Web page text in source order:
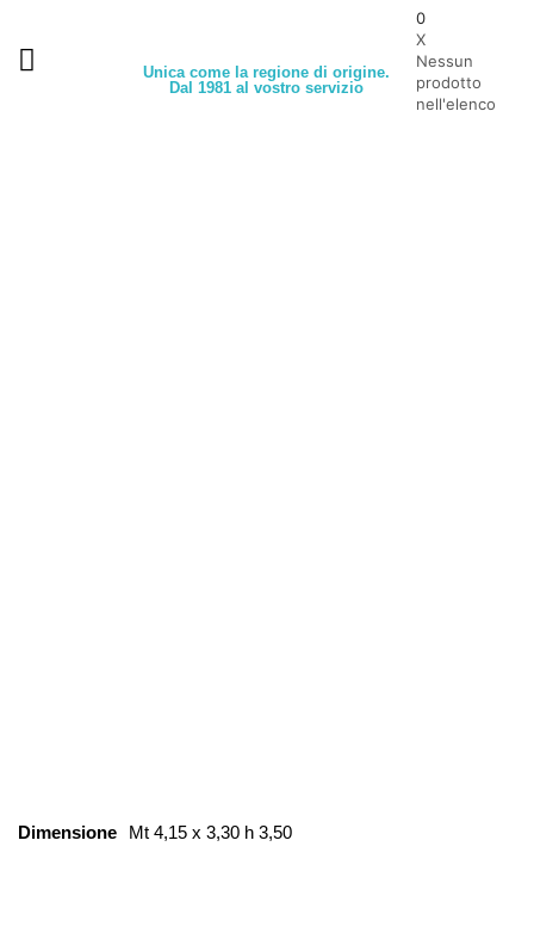
Unica come la regione di origine.
Dal 1981 al vostro servizio
0
X
Nessun
prodotto
nell'elenco
Dimensione Mt 4,15 x 3,30 h 3,50